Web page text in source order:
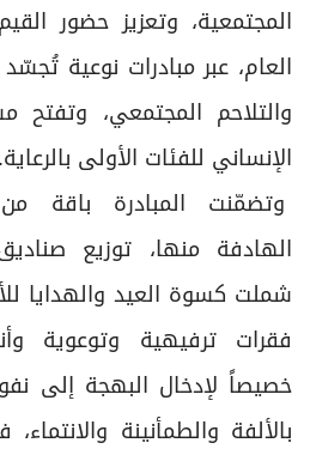
المجتمعية، وتعزيز حضور
العام، عبر مبادرات نوعية
والتلاحم المجتمعي، وتفتح
الإنساني للفئات الأولى بالرعاية.
وتضمّنت المبادرة باقة من
الهادفة منها، توزيع
شملت كسوة العيد والهدايا
فقرات ترفيهية وتوعوية
خصيصاً لإدخال البهجة إلى
بالألفة والطمأنينة